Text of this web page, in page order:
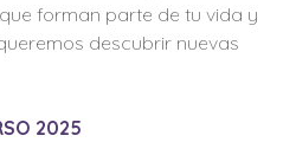
forman parte de tu vida y
descubrir nuevas
2025